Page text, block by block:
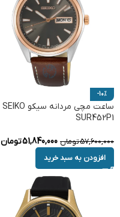
-10%
ساعت مچی مردانه سیکو SEIKO
SUR452P1
57,600,000تومان 51,840,000تومان
افزودن به سبد خرید